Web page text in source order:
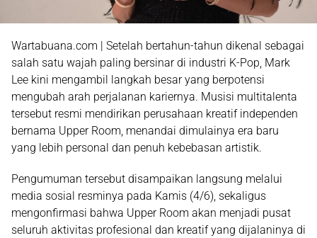
Wartabuana.com | Setelah bertahun-tahun dikenal sebagai
salah satu wajah paling bersinar di industri K-Pop, Mark
Lee kini mengambil langkah besar yang berpotensi
mengubah arah perjalanan kariernya. Musisi multitalenta
tersebut resmi mendirikan perusahaan kreatif independen
bernama Upper Room, menandai dimulainya era baru
yang lebih personal dan penuh kebebasan artistik.
Pengumuman tersebut disampaikan langsung melalui
media sosial resminya pada Kamis (4/6), sekaligus
mengonfirmasi bahwa Upper Room akan menjadi pusat
seluruh aktivitas profesional dan kreatif yang dijalaninya di